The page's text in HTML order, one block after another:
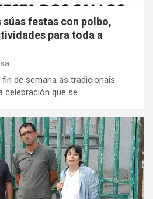
festas con polbo,
para toda a
de semana as tradicionais
celebración que se…